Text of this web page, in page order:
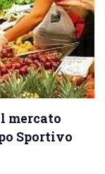
mercato
Sportivo